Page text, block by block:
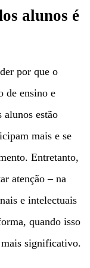
alunos é
por que o
de ensino e
alunos estão
mais e se
Entretanto,
atenção – na
e intelectuais
quando isso
mais significativo.